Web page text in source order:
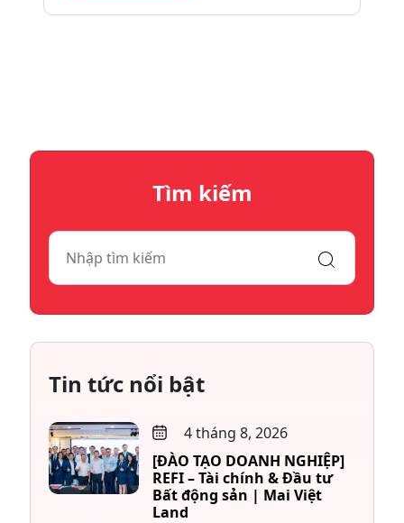
Tìm kiếm
Tin tức nổi bật
4 tháng 8, 2026
[ĐÀO TẠO DOANH NGHIỆP]
REFI – Tài chính & Đầu tư
Bất động sản | Mai Việt
Land